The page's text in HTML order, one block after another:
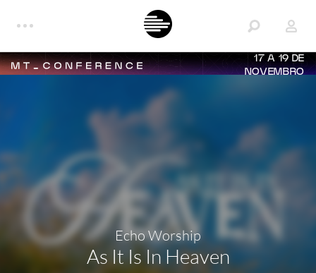
17 A 19 DE
NOVEMBRO
Echo Worship
As It Is In Heaven